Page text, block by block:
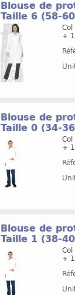
Blouse de
Taille 6 (58-
+
Blouse de
Taille 0 (34-
+
Blouse de
Taille 1 (38-
+